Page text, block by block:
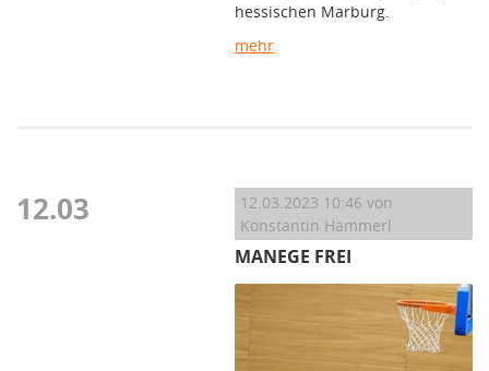
hessischen Marburg.
mehr
12.03 12.03.2023 10:46 von
Konstantin Hammerl
MANEGE FREI